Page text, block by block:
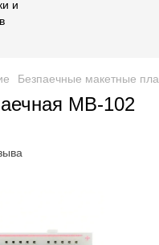
Безпаечные макетные
MB-102